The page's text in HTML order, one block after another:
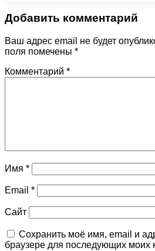
Добавить комментарий
Ваш адрес email не будет
поля помечены *
Комментарий *
Имя *
Email *
Сайт
Сохранить моё имя, email и
браузере для последующих моих